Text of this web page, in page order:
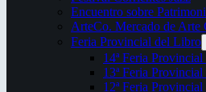
Encuentro sobre
ArteCo. Mercado de Arte
Feria Provincial del Libro
14ª Feria
13ª Feria
12ª Feria